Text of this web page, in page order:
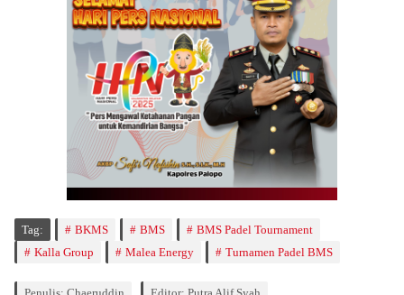
Tag: BKMS BMS
BMS Padel Tournament
Kalla Group
Malea Energy Turnamen Padel BMS